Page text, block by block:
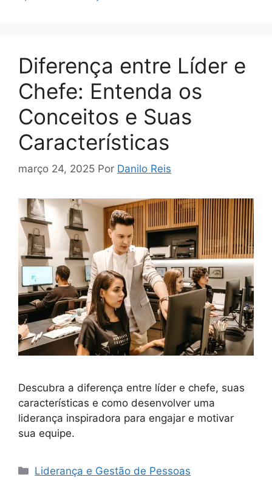
Diferença entre Líder e
Chefe: Entenda os
Conceitos e Suas
Características
março 24, 2025 Por Danilo Reis
Descubra a diferença entre líder e chefe, suas
características e como desenvolver uma
liderança inspiradora para engajar e motivar
sua equipe.
Categorias
Liderança e Gestão de Pessoas